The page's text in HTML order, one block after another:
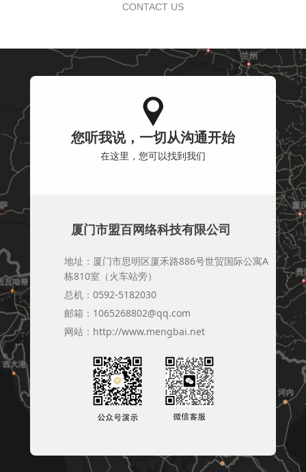
CONTACT US
您听我说，一切从沟通开始
在这里，您可以找到我们
厦门市盟百网络科技有限公司
地址：厦门市思明区厦禾路886号世贸国际公寓A
栋810室（火车站旁）
总机： 0592-5182030
邮箱：1065268802@qq.com
网站：http://www.mengbai.net